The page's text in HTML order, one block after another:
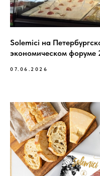
Solemici на
экономическом форуме
07.06.2026